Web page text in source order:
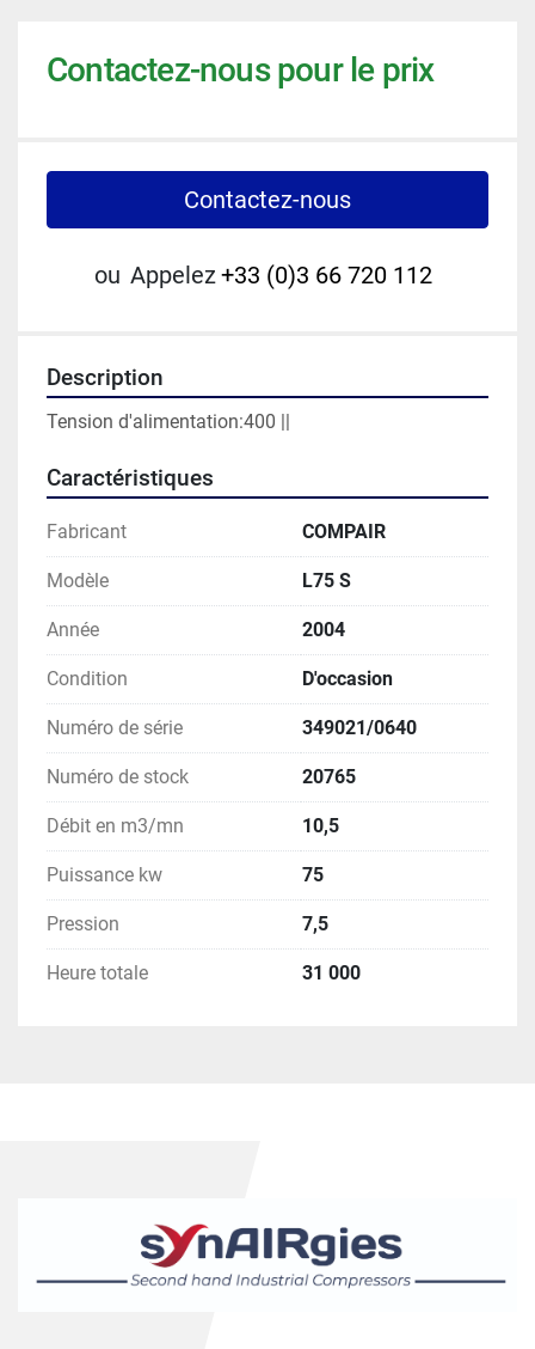
Contactez-nous pour le prix
Contactez-nous
ou Appelez+33 (0)3 66 720 112
Description
Tension d'alimentation:400 ||
Caractéristiques
Fabricant COMPAIR
Modèle L75 S
Année 2004
Condition D'occasion
Numéro de série 349021/0640
Numéro de stock 20765
Débit en m3/mn 10,5
Puissance kw 75
Pression 7,5
Heure totale 31 000